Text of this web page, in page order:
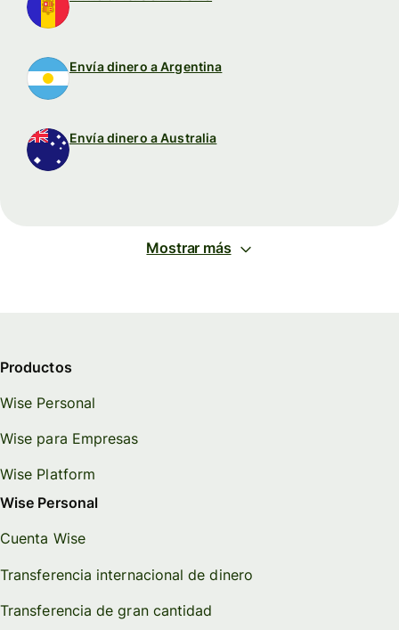
Envía dinero a Argentina
Envía dinero a Australia
Mostrar más
Productos
Wise Personal
Wise para Empresas
Wise Platform
Wise Personal
Cuenta Wise
Transferencia internacional de dinero
Transferencia de gran cantidad